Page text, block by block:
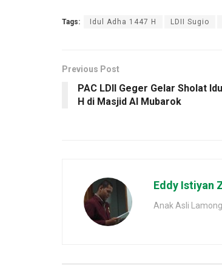
Tags: Idul Adha 1447 H LDII Sugio
Previous Post
PAC LDII Geger Gelar Sholat
H di Masjid Al Mubarok
Eddy Istiyan
Anak Asli